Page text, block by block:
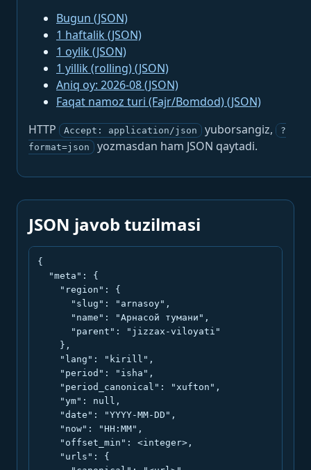
Bugun (JSON)
1 haftalik (JSON)
1 oylik (JSON)
1 yillik (rolling) (JSON)
Aniq oy: 2026-08 (JSON)
Faqat namoz turi (Fajr/Bomdod) (JSON)
HTTP
Accept: application/json yuborsangiz,
?
format=json
yozmasdan ham JSON qaytadi.
JSON javob tuzilmasi
{
  "meta": {
    "region": {
      "slug": "arnasoy",
      "name": "Арнасой тумани",
      "parent": "jizzax-viloyati"
    },
    "lang": "kirill",
    "period": "isha",
    "period_canonical": "xufton",
    "ym": null,
    "date": "YYYY-MM-DD",
    "now": "HH:MM",
    "offset_min": <integer>,
    "urls": {